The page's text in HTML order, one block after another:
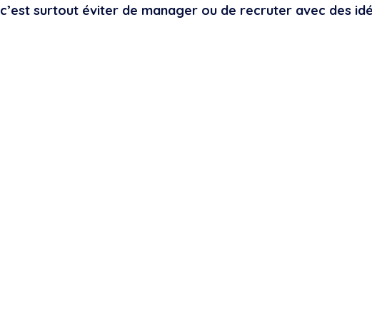
c’est surtout éviter de manager ou de recruter avec des